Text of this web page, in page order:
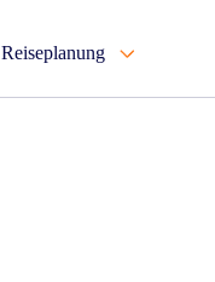
Reiseplanung